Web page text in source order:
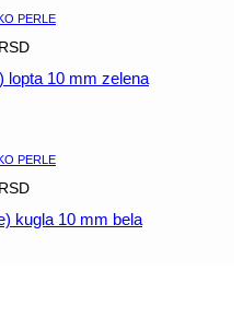
PERLE
RSD
lopta 10 mm zelena
PERLE
RSD
kugla 10 mm bela